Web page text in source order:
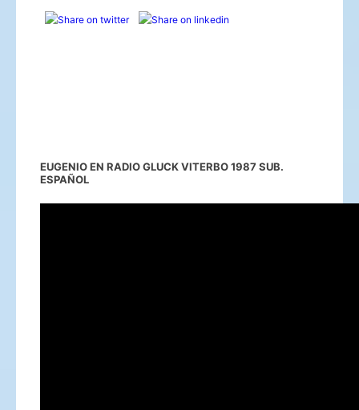
EUGENIO EN RADIO GLUCK VITERBO 1987 SUB.
ESPAÑOL